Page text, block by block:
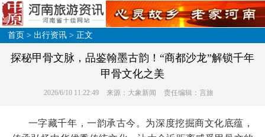
首页 >出行资讯 > 正文
探秘甲骨文脉，品鉴翰墨古韵！“商都沙龙”解锁千年
甲骨文化之美
2026/6/10 11:22:49 来源：大象新闻 责任编辑：言旅
一字藏千年，一韵承古今。为深度挖掘商文化底蕴，